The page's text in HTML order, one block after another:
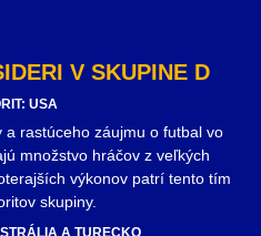
V SKUPINE D
USA
a rastúceho záujmu o futbal vo
množstvo hráčov z veľkých
výkonov patrí tento tím
skupiny.
A TURECKO